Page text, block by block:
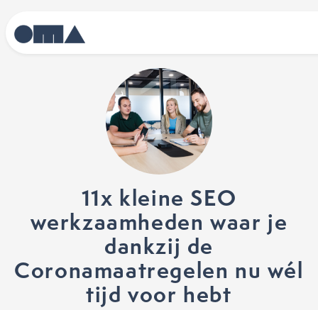
11x kleine SEO
werkzaamheden waar je
dankzij de
Coronamaatregelen nu wél
tijd voor hebt